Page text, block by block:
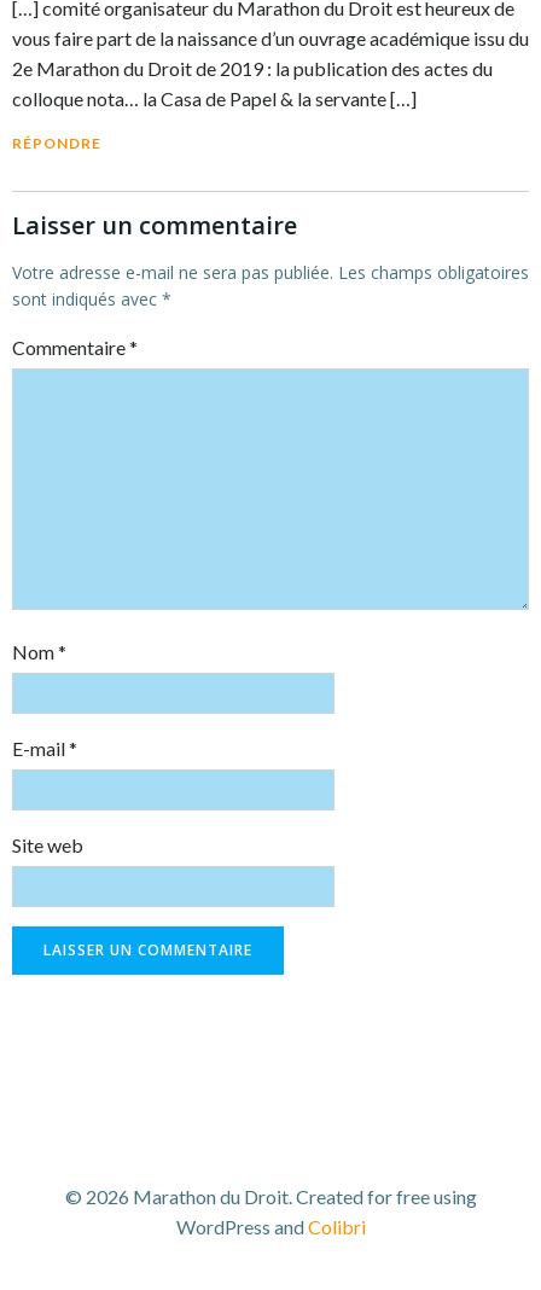
[…] comité organisateur du Marathon du Droit est heureux de
vous faire part de la naissance d’un ouvrage académique issu du
2e Marathon du Droit de 2019 : la publication des actes du
colloque nota… la Casa de Papel & la servante […]
RÉPONDRE
Laisser un commentaire
Votre adresse e-mail ne sera pas publiée. Les champs obligatoires
sont indiqués avec *
Commentaire*
Nom*
E-mail*
Site web
© 2026 Marathon du Droit. Created for free using
WordPress andColibri